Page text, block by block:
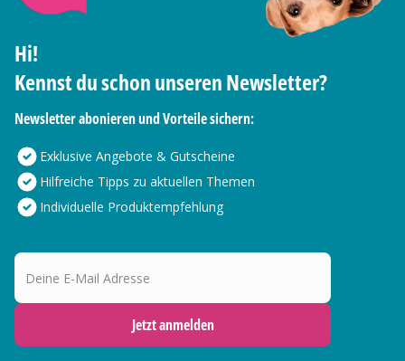
Hi!
Kennst du schon unseren Newsletter?
Newsletter abonieren und Vorteile sichern:
Exklusive Angebote & Gutscheine
Hilfreiche Tipps zu aktuellen Themen
Individuelle Produktempfehlung
Deine E-Mail Adresse
Jetzt anmelden